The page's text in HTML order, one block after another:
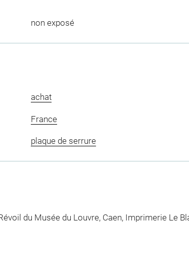
non exposé
achat
France
plaque de serrure
du Musée du Louvre, Caen, Imprimerie Le